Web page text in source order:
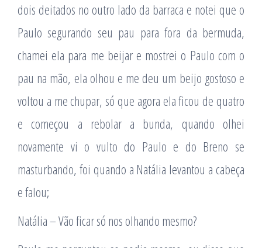
dois deitados no outro lado da barraca e notei que o
Paulo segurando seu pau para fora da bermuda,
chamei ela para me beijar e mostrei o Paulo com o
pau na mão, ela olhou e me deu um beijo gostoso e
voltou a me chupar, só que agora ela ficou de quatro
e começou a rebolar a bunda, quando olhei
novamente vi o vulto do Paulo e do Breno se
masturbando, foi quando a Natália levantou a cabeça
e falou;
Natália – Vão ficar só nos olhando mesmo?